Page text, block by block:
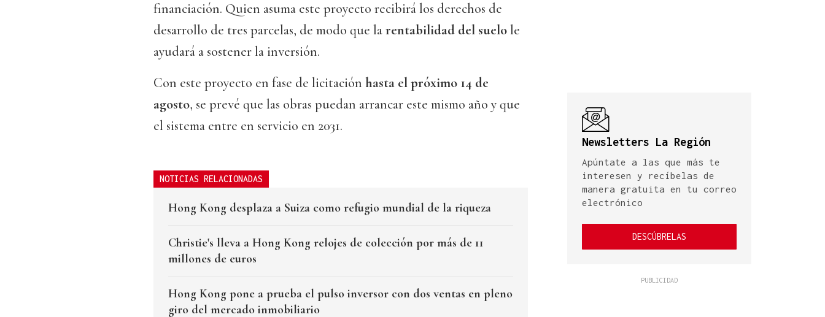
financiación. Quien asuma este proyecto recibirá los derechos de
desarrollo de tres parcelas, de modo que larentabilidad del suelole
ayudará a sostener la inversión.
Con este proyecto en fase de licitación hasta el próximo 14 de
agosto, se prevé que las obras puedan arrancar este mismo año y que
el sistema entre en servicio en 2031.
NOTICIAS RELACIONADAS
Hong Kong desplaza a Suiza como refugio mundial de la riqueza
Christie's lleva a Hong Kong relojes de colección por más de 11
millones de euros
Hong Kong pone a prueba el pulso inversor con dos ventas en pleno
giro del mercado inmobiliario
Newsletters La Región
Apúntate a las que más te
interesen y recíbelas de
manera gratuita en tu correo
electrónico
DESCÚBRELAS